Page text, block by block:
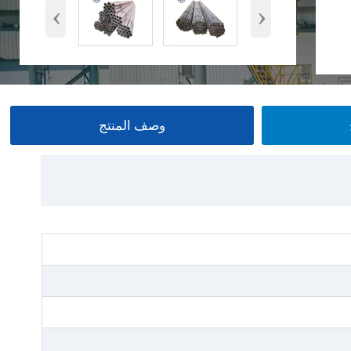
‹ ›
وصف المنتج